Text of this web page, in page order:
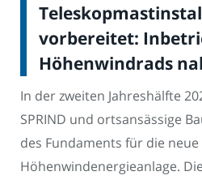
vorbereitet:
Höhenwindrads
In der zweiten Jahreshälfte
SPRIND und ortsansässige
des Fundaments für die neue
Höhenwindenergieanlage.